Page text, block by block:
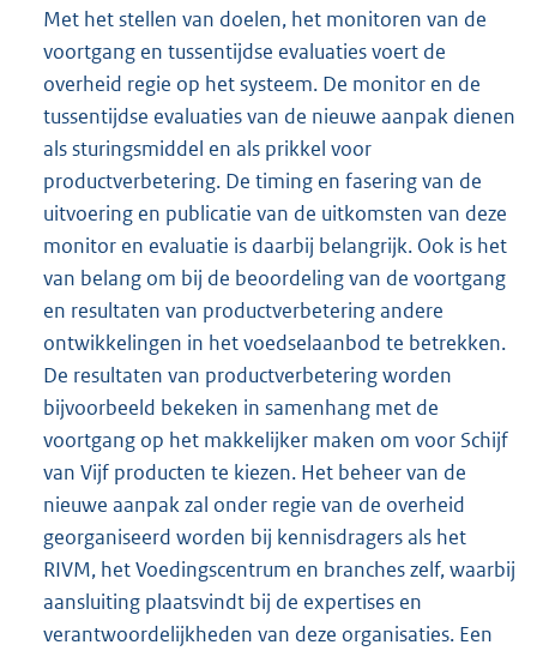
Met het stellen van doelen, het monitoren van de
voortgang en tussentijdse evaluaties voert de
overheid regie op het systeem. De monitor en de
tussentijdse evaluaties van de nieuwe aanpak dienen
als sturingsmiddel en als prikkel voor
productverbetering. De timing en fasering van de
uitvoering en publicatie van de uitkomsten van deze
monitor en evaluatie is daarbij belangrijk. Ook is het
van belang om bij de beoordeling van de voortgang
en resultaten van productverbetering andere
ontwikkelingen in het voedselaanbod te betrekken.
De resultaten van productverbetering worden
bijvoorbeeld bekeken in samenhang met de
voortgang op het makkelijker maken om voor Schijf
van Vijf producten te kiezen. Het beheer van de
nieuwe aanpak zal onder regie van de overheid
georganiseerd worden bij kennisdragers als het
RIVM, het Voedingscentrum en branches zelf, waarbij
aansluiting plaatsvindt bij de expertises en
verantwoordelijkheden van deze organisaties. Een